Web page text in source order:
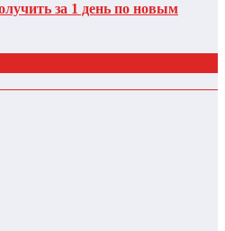
за 1 день по новым